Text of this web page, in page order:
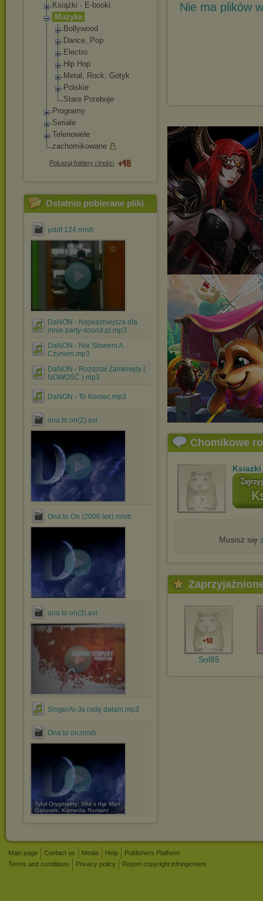
Książki - E-booki
Muzyka
Bollywood
Dance, Pop
Electro
Hip Hop
Metal, Rock, Gotyk
Polskie
Stare Przeboje
Programy
Seriale
Telenowele
zachomikowane
Pokazuj foldery i treści
Ostatnio pobierane pliki
ysblf 124.rmvb
DaNON - Najważniejsza dla
mnie party-sound.pl.mp3
DaNON - Nie Słowem A
Czynem.mp3
DaNON - Rozdział Zamknięty (
NOWOŚĆ ).mp3
DaNON - To Koniec.mp3
ona to on(2).avi
Ona to On (2006 lek).rmvb
ona to on(3).avi
SingerAi-Ja radę dałam.mp3
Ona to on.rmvb
Tytuł Oryginalny: She's the Man
Gatunek: Komedia Romant ...
Nie ma plików
Chomikowe
Musisz się
Sol85
Main page Contact us Media Help
Publishers Platform
Terms and conditions
Privacy policy Report copyright infringement